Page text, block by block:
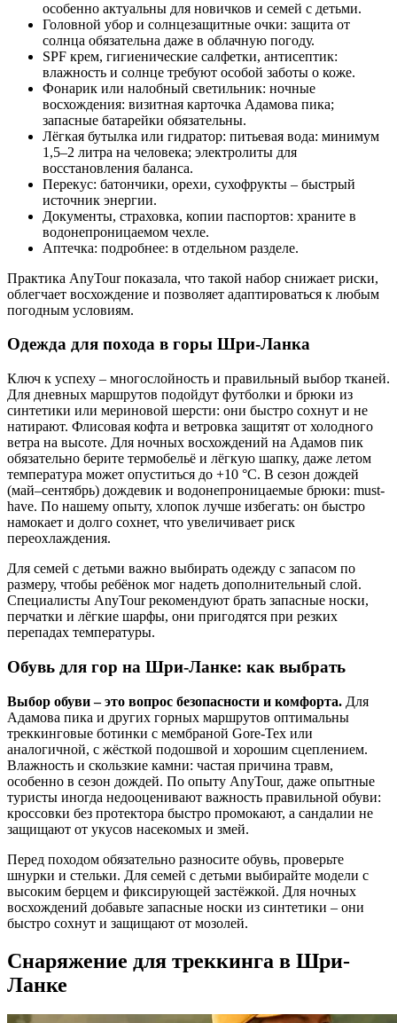
особенно актуальны для новичков и семей с детьми.
Головной убор и солнцезащитные очки: защита от
солнца обязательна даже в облачную погоду.
SPF крем, гигиенические салфетки, антисептик:
влажность и солнце требуют особой заботы о коже.
Фонарик или налобный светильник: ночные
восхождения: визитная карточка Адамова пика;
запасные батарейки обязательны.
Лёгкая бутылка или гидратор: питьевая вода: минимум
1,5–2 литра на человека; электролиты для
восстановления баланса.
Перекус: батончики, орехи, сухофрукты – быстрый
источник энергии.
Документы, страховка, копии паспортов: храните в
водонепроницаемом чехле.
Аптечка: подробнее: в отдельном разделе.
Практика AnyTour показала, что такой набор снижает риски,
облегчает восхождение и позволяет адаптироваться к любым
погодным условиям.
Одежда для похода в горы Шри-Ланка
Ключ к успеху – многослойность и правильный выбор тканей.
Для дневных маршрутов подойдут футболки и брюки из
синтетики или мериновой шерсти: они быстро сохнут и не
натирают. Флисовая кофта и ветровка защитят от холодного
ветра на высоте. Для ночных восхождений на Адамов пик
обязательно берите термобельё и лёгкую шапку, даже летом
температура может опуститься до +10 °C. В сезон дождей
(май–сентябрь) дождевик и водонепроницаемые брюки: must-
have. По нашему опыту, хлопок лучше избегать: он быстро
намокает и долго сохнет, что увеличивает риск
переохлаждения.
Для семей с детьми важно выбирать одежду с запасом по
размеру, чтобы ребёнок мог надеть дополнительный слой.
Специалисты AnyTour рекомендуют брать запасные носки,
перчатки и лёгкие шарфы, они пригодятся при резких
перепадах температуры.
Обувь для гор на Шри-Ланке: как выбрать
Выбор обуви – это вопрос безопасности и комфорта. Для
Адамова пика и других горных маршрутов оптимальны
треккинговые ботинки с мембраной Gore-Tex или
аналогичной, с жёсткой подошвой и хорошим сцеплением.
Влажность и скользкие камни: частая причина травм,
особенно в сезон дождей. По опыту AnyTour, даже опытные
туристы иногда недооценивают важность правильной обуви:
кроссовки без протектора быстро промокают, а сандалии не
защищают от укусов насекомых и змей.
Перед походом обязательно разносите обувь, проверьте
шнурки и стельки. Для семей с детьми выбирайте модели с
высоким берцем и фиксирующей застёжкой. Для ночных
восхождений добавьте запасные носки из синтетики – они
быстро сохнут и защищают от мозолей.
Снаряжение для треккинга в Шри-
Ланке